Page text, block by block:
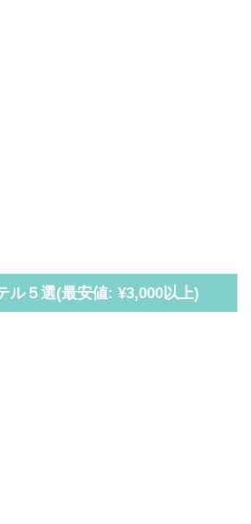
ル５選(最安値: ¥3,000以上)